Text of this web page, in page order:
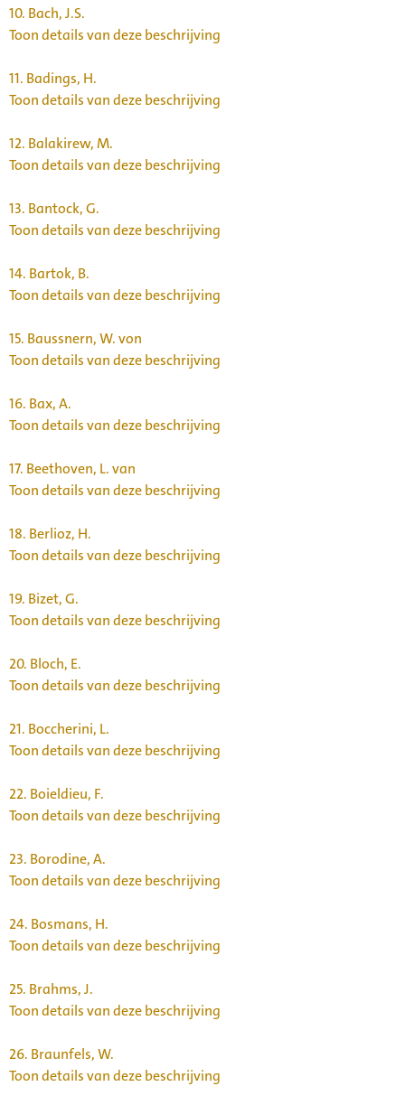
10. Bach, J.S.
Toon details van deze beschrijving
11. Badings, H.
Toon details van deze beschrijving
12. Balakirew, M.
Toon details van deze beschrijving
13. Bantock, G.
Toon details van deze beschrijving
14. Bartok, B.
Toon details van deze beschrijving
15. Baussnern, W. von
Toon details van deze beschrijving
16. Bax, A.
Toon details van deze beschrijving
17. Beethoven, L. van
Toon details van deze beschrijving
18. Berlioz, H.
Toon details van deze beschrijving
19. Bizet, G.
Toon details van deze beschrijving
20. Bloch, E.
Toon details van deze beschrijving
21. Boccherini, L.
Toon details van deze beschrijving
22. Boieldieu, F.
Toon details van deze beschrijving
23. Borodine, A.
Toon details van deze beschrijving
24. Bosmans, H.
Toon details van deze beschrijving
25. Brahms, J.
Toon details van deze beschrijving
26. Braunfels, W.
Toon details van deze beschrijving